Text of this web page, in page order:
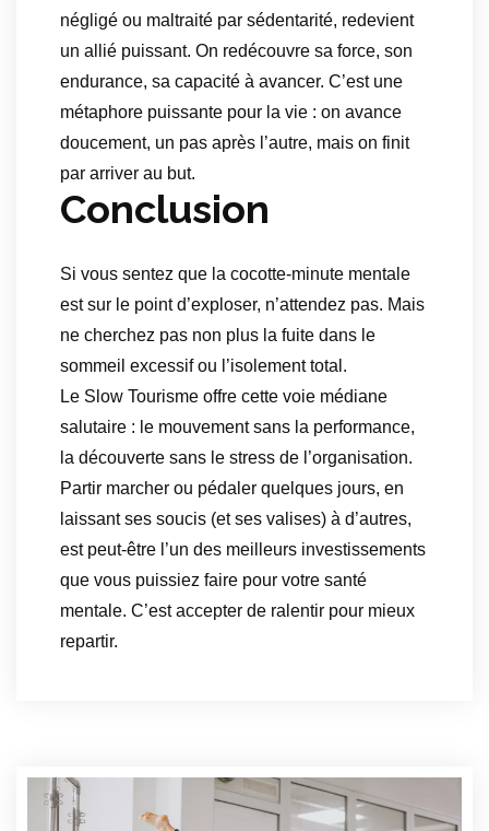
négligé ou maltraité par sédentarité, redevient
un allié puissant. On redécouvre sa force, son
endurance, sa capacité à avancer. C’est une
métaphore puissante pour la vie : on avance
doucement, un pas après l’autre, mais on finit
par arriver au but.
Conclusion
Si vous sentez que la cocotte-minute mentale
est sur le point d’exploser, n’attendez pas. Mais
ne cherchez pas non plus la fuite dans le
sommeil excessif ou l’isolement total.
Le Slow Tourisme offre cette voie médiane
salutaire : le mouvement sans la performance,
la découverte sans le stress de l’organisation.
Partir marcher ou pédaler quelques jours, en
laissant ses soucis (et ses valises) à d’autres,
est peut-être l’un des meilleurs investissements
que vous puissiez faire pour votre santé
mentale. C’est accepter de ralentir pour mieux
repartir.